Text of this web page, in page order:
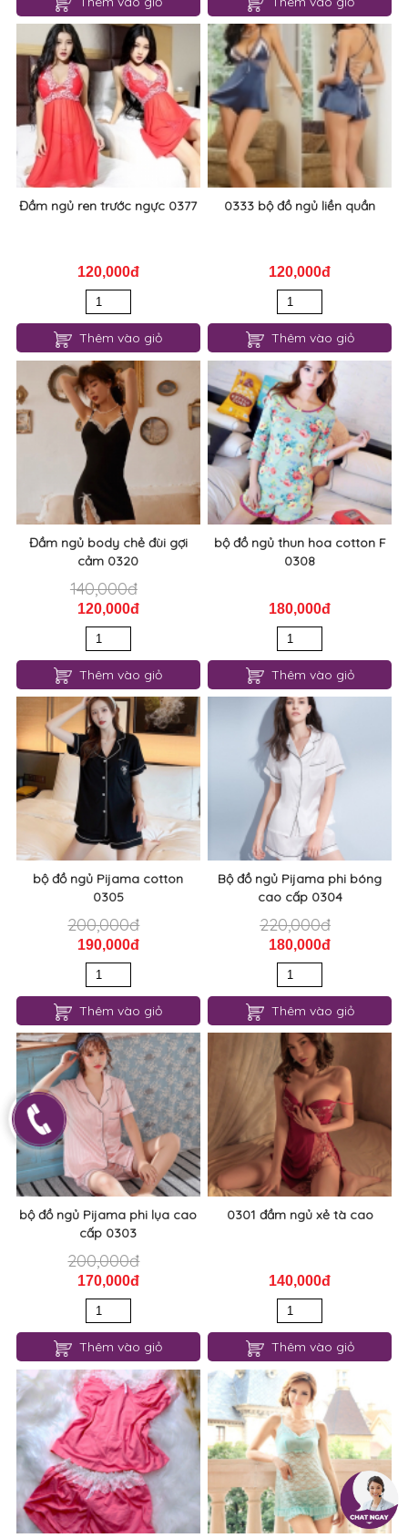
0509 đồ bộ mặc nhà
240,000đ
Thêm vào giỏ
0470 đồ ngủ hở lưng mỏng
30,000đ
Thêm vào giỏ
Đầm ngủ ren trước ngực 0377
120,000đ
Thêm vào giỏ
0333 bộ đồ ngủ liền quần
120,000đ
Thêm vào giỏ
Đầm ngủ body chẻ đùi gợi
cảm 0320
140,000đ
120,000đ
Thêm vào giỏ
bộ đồ ngủ thun hoa cotton F
0308
180,000đ
Thêm vào giỏ
bộ đồ ngủ Pijama cotton
0305
200,000đ
190,000đ
Thêm vào giỏ
Bộ đồ ngủ Pijama phi bóng
cao cấp 0304
220,000đ
180,000đ
Thêm vào giỏ
bộ đồ ngủ Pijama phi lụa cao
cấp 0303
200,000đ
170,000đ
0301 đầm ngủ xẻ tà cao
140,000đ